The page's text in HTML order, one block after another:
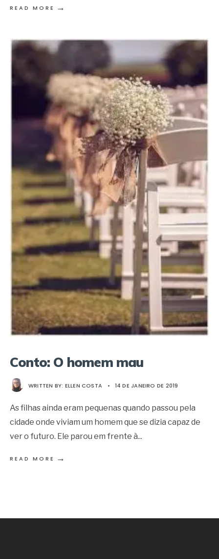
READ MORE →
Conto: O homem mau
WRITTEN BY: ELLEN COSTA • 14 DE JANEIRO DE 2019
As filhas ainda eram pequenas quando passou pela
cidade onde viviam um homem que se dizia capaz de
ver o futuro. Ele parou em frente à...
READ MORE →